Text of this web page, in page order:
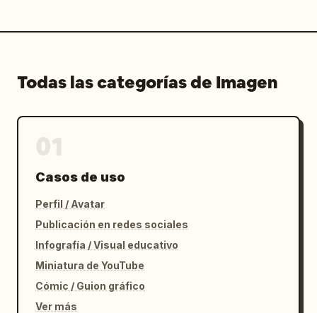
Todas las categorías de Imagen
Casos de uso
Perfil / Avatar
Publicación en redes sociales
Infografía / Visual educativo
Miniatura de YouTube
Cómic / Guion gráfico
Ver más